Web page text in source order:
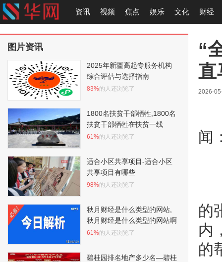
资讯 视频 焦点 娱乐 文化 财经
“
直
2026-
闻
的
内
的
图片资讯
2025年新疆高起专服务机构
综合评估与选择指南
83%的人还浏览了
1800名扶贫干部牺牲,1800名
扶贫干部牺牲在扶贫一线
61%的人还浏览了
适合小区共享项目-适合小区
共享项目有哪些
98%的人还浏览了
秋月财经是什么类型的网站,
秋月财经是什么类型的网站啊
61%的人还浏览了
碧桂园排名地产多少名—碧桂